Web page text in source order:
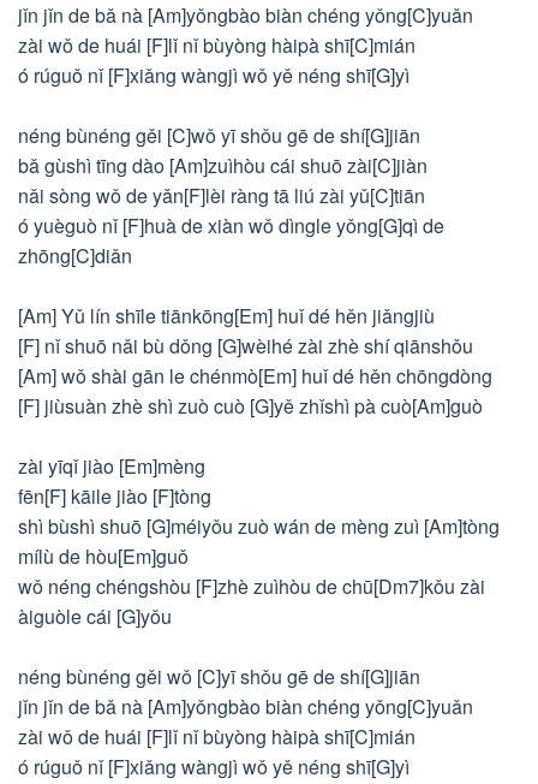
jǐn jǐn de bǎ nà [Am]yǒngbào biàn chéng yǒng[C]yuǎn
zài wǒ de huái [F]lǐ nǐ bùyòng hàipà shī[C]mián
ó rúguǒ nǐ [F]xiǎng wàngjì wǒ yě néng shī[G]yì
néng bùnéng gěi [C]wǒ yī shǒu gē de shí[G]jiān
bǎ gùshì tīng dào [Am]zuìhòu cái shuō zài[C]jiàn
nǎi sòng wǒ de yǎn[F]lèi ràng tā liú zài yǔ[C]tiān
ó yuèguò nǐ [F]huà de xiàn wǒ dìngle yǒng[G]qì de
zhōng[C]diǎn
[Am] Yǔ lín shīle tiānkōng[Em] huǐ dé hěn jiǎngjiù
[F] nǐ shuō nǎi bù dǒng [G]wèihé zài zhè shí qiānshǒu
[Am] wǒ shài gān le chénmò[Em] huǐ dé hěn chōngdòng
[F] jiùsuàn zhè shì zuò cuò [G]yě zhǐshì pà cuò[Am]guò
zài yīqǐ jiào [Em]mèng
fēn[F] kāile jiào [F]tòng
shì bùshì shuō [G]méiyǒu zuò wán de mèng zuì [Am]tòng
mílù de hòu[Em]guǒ
wǒ néng chéngshòu [F]zhè zuìhòu de chū[Dm7]kǒu zài
àiguòle cái [G]yǒu
néng bùnéng gěi wǒ [C]yī shǒu gē de shí[G]jiān
jǐn jǐn de bǎ nà [Am]yǒngbào biàn chéng yǒng[C]yuǎn
zài wǒ de huái [F]lǐ nǐ bùyòng hàipà shī[C]mián
ó rúguǒ nǐ [F]xiǎng wàngjì wǒ yě néng shī[G]yì